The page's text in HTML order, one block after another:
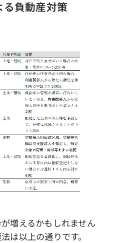
る負動産対策
増えるかもしれません
は以上の通りです。